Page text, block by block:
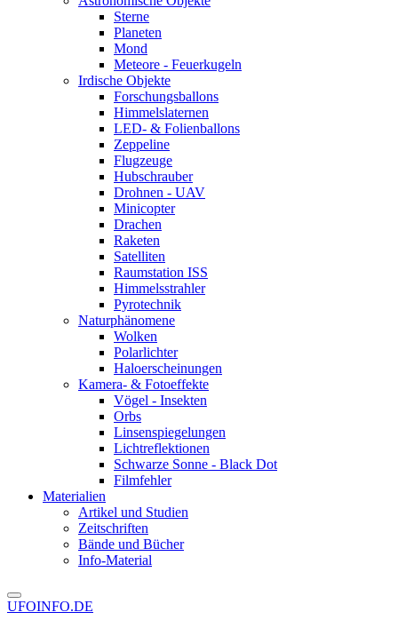
Sterne
Planeten
Mond
Meteore - Feuerkugeln
Irdische Objekte
Forschungsballons
Himmelslaternen
LED- & Folienballons
Zeppeline
Flugzeuge
Hubschrauber
Drohnen - UAV
Minicopter
Drachen
Raketen
Satelliten
Raumstation ISS
Himmelsstrahler
Pyrotechnik
Naturphänomene
Wolken
Polarlichter
Haloerscheinungen
Kamera- & Fotoeffekte
Vögel - Insekten
Orbs
Linsenspiegelungen
Lichtreflektionen
Schwarze Sonne - Black Dot
Filmfehler
Materialien
Artikel und Studien
Zeitschriften
Bände und Bücher
Info-Material
UFOINFO.DE